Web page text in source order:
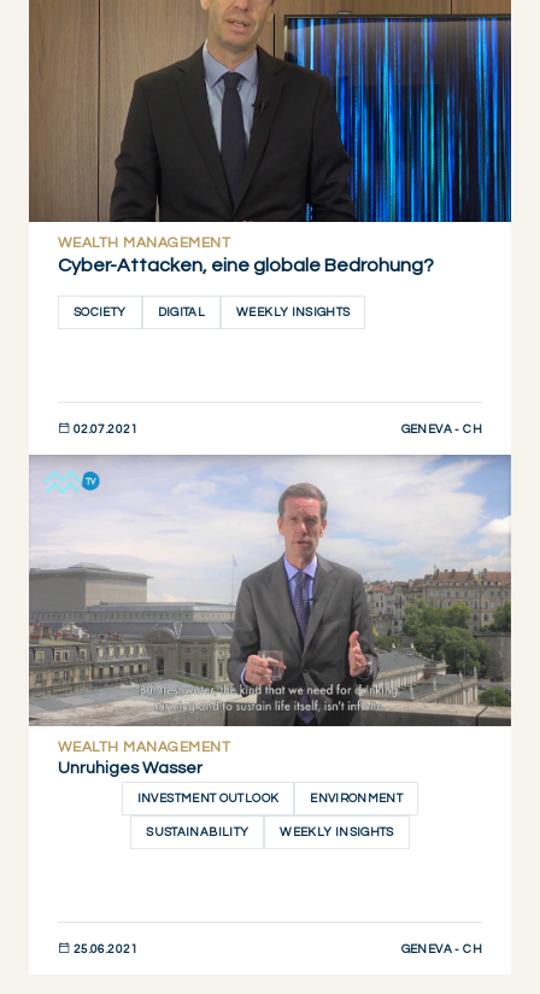
WEALTH MANAGEMENT
Cyber-Attacken, eine globale Bedrohung?
SOCIETY DIGITAL WEEKLY INSIGHTS
02.07.2021 GENEVA - CH
JETZT ENTDECKEN
WEALTH MANAGEMENT
Unruhiges Wasser
INVESTMENT OUTLOOK ENVIRONMENT
SUSTAINABILITY WEEKLY INSIGHTS
25.06.2021 GENEVA - CH